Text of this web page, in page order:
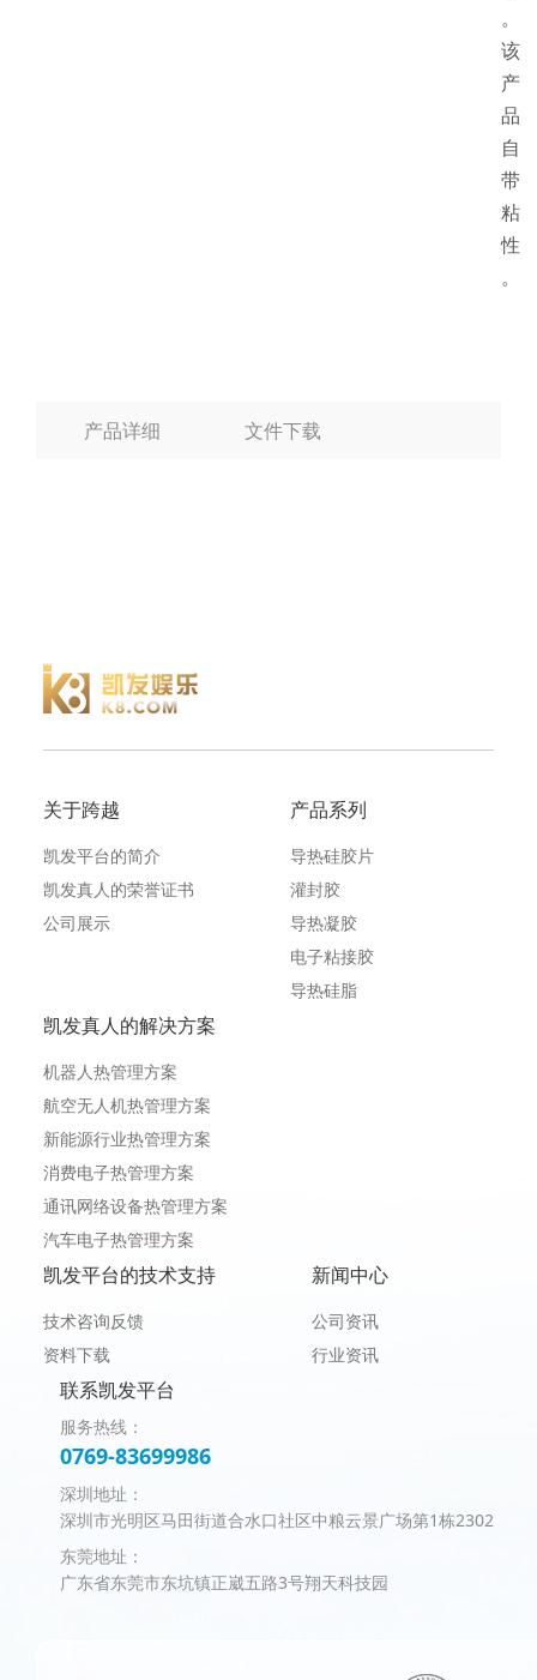
。
该
产
品
自
带
粘
性
。
产品详细 文件下载
关于跨越
凯发平台的简介
凯发真人的荣誉证书
公司展示
产品系列
导热硅胶片
灌封胶
导热凝胶
电子粘接胶
导热硅脂
凯发真人的解决方案
机器人热管理方案
航空无人机热管理方案
新能源行业热管理方案
消费电子热管理方案
通讯网络设备热管理方案
汽车电子热管理方案
凯发平台的技术支持
技术咨询反馈
资料下载
新闻中心
公司资讯
行业资讯
联系凯发平台
服务热线：
0769-83699986
深圳地址：
深圳市光明区马田街道合水口社区中粮云景广场第1栋2302
东莞地址：
广东省东莞市东坑镇正崴五路3号翔天科技园